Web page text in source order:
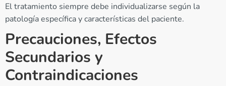
El tratamiento siempre debe individualizarse según la
patología específica y características del paciente.
Precauciones, Efectos
Secundarios y
Contraindicaciones